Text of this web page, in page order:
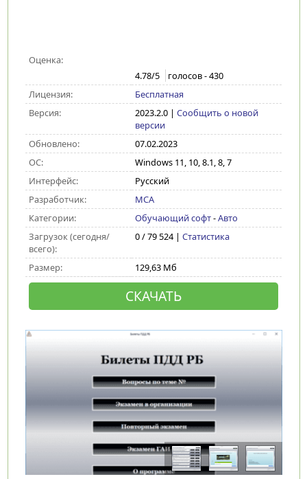
Оценка:
4.78/5 голосов -430
Лицензия:
Бесплатная
Версия:
2023.2.0| Сообщить о новой
версии
Обновлено:
07.02.2023
ОС:
Windows 11, 10, 8.1, 8, 7
Интерфейс:
Русский
Разработчик:
MCA
Категории:
Обучающий софт-Авто
Загрузок (сегодня/
всего):
0 / 79 524 | Статистика
Размер: 129,63 Мб
СКАЧАТЬ